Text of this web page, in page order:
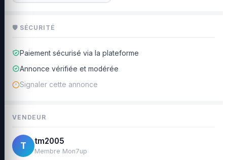
🛡 SÉCURITÉ
Paiement sécurisé via la plateforme
Annonce vérifiée et modérée
Signaler cette annonce
VENDEUR
T tm2005
Membre Mon7up